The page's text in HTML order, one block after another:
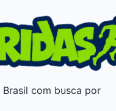
com busca por